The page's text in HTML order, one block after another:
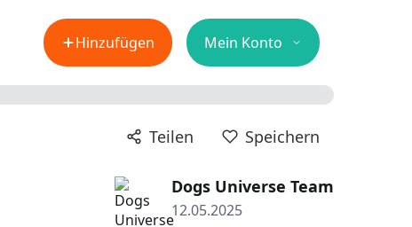
Hinzufügen Mein Konto
Teilen Speichern
Dogs Universe Team
12.05.2025